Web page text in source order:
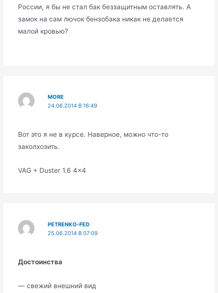
России, я бы не стал бак беззащитным оставлять. А
замок на сам лючок бензобака никак не делается
малой кровью?
MORE
24.06.2014 В 16:49
Вот это я не в курсе. Наверное, можно что-то
заколхозить.
VAG + Duster 1.6 4×4
PETRENKO-FED
25.06.2014 В 07:09
Достоинства
— свежий внешний вид